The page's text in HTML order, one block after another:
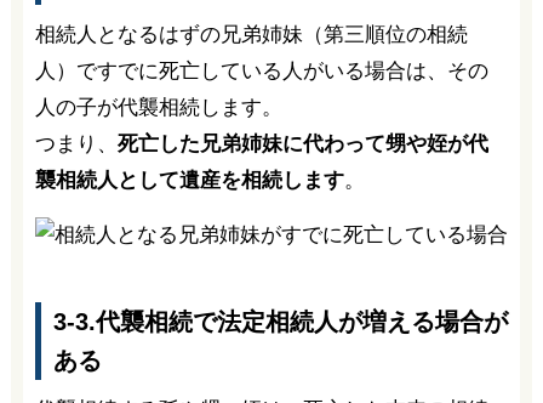
相続人となるはずの兄弟姉妹（第三順位の相続
人）ですでに死亡している人がいる場合は、その
人の子が代襲相続します。
つまり、 死亡した兄弟姉妹に代わって甥や姪が代
襲相続人として遺産を相続します。
3-3.代襲相続で法定相続人が増える場合が
ある